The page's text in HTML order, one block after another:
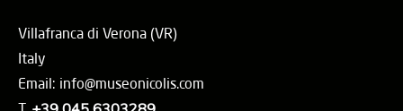
Villafranca di Verona (VR)
Italy
Email: info@museonicolis.com